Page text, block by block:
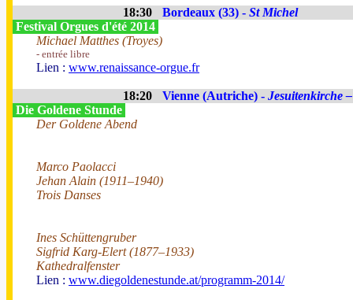
18:30 Bordeaux (33) - St Michel
Festival Orgues d'été 2014
Michael Matthes (Troyes)
- entrée libre
Lien : www.renaissance-orgue.fr
18:20 Vienne (Autriche) - Jesuitenkirche
Die Goldene Stunde
Der Goldene Abend
Marco Paolacci
Jehan Alain (1911–1940)
Trois Danses
Ines Schüttengruber
Sigfrid Karg-Elert (1877–1933)
Kathedralfenster
Lien : www.diegoldenestunde.at/programm-2014/